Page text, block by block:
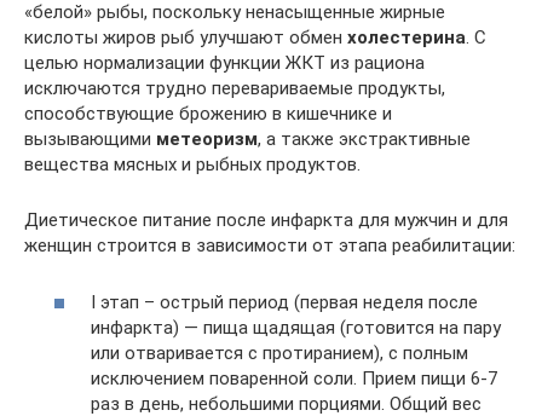
«белой» рыбы, поскольку ненасыщенные жирные
кислоты жиров рыб улучшают обмен холестерина. С
целью нормализации функции ЖКТ из рациона
исключаются трудно перевариваемые продукты,
способствующие брожению в кишечнике и
вызывающими метеоризм, а также экстрактивные
вещества мясных и рыбных продуктов.
Диетическое питание после инфаркта для мужчин и для
женщин строится в зависимости от этапа реабилитации:
I этап – острый период (первая неделя после
инфаркта) — пища щадящая (готовится на пару
или отваривается с протиранием), с полным
исключением поваренной соли. Прием пищи 6-7
раз в день, небольшими порциями. Общий вес